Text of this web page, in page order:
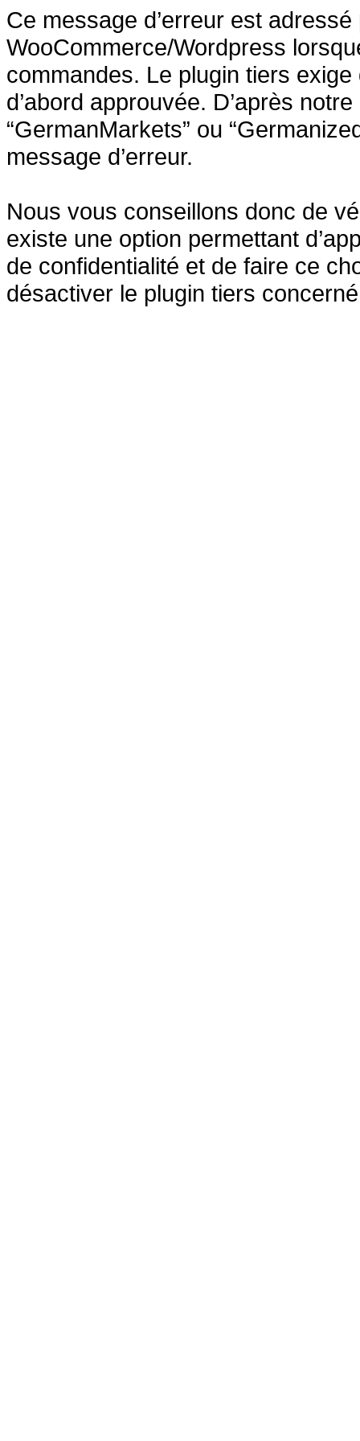
Ce message d’erreur est
WooCommerce/Wordpress
commandes. Le plugin tiers
d’abord approuvée. D’après
“GermanMarkets” ou
message d’erreur.
Nous vous conseillons donc de
existe une option permettant
de confidentialité et de faire ce
désactiver le plugin tiers